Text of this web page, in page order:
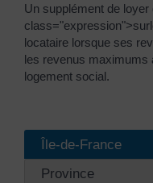
Un supplément de
locataire lorsque ses
les revenus maximums
logement social.
Île-de-France
Province